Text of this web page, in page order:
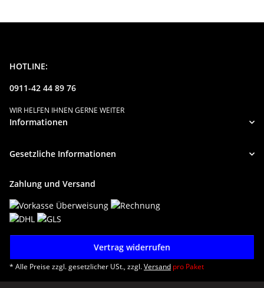
HOTLINE:
0911-42 44 89 76
WIR HELFEN IHNEN GERNE WEITER
Informationen
Gesetzliche Informationen
Zahlung und Versand
Vertrag widerrufen
* Alle Preise zzgl. gesetzlicher USt., zzgl.Versand pro Paket